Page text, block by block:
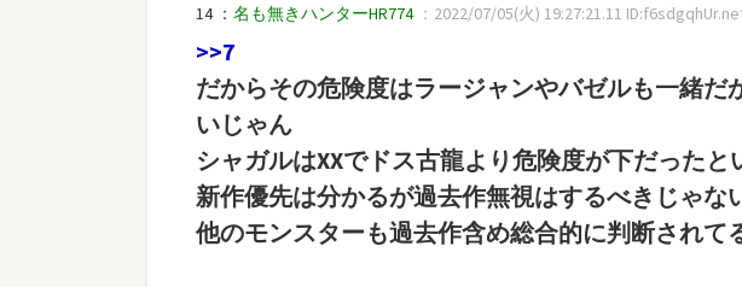
14 ： 名も無きハンターHR774 ：2022/07/05(火) 19:27:21.11
>>7
だからその危険度はラージャンやバゼルも一緒だ
いじゃん
シャガルはXXでドス古龍より危険度が下だった
新作優先は分かるが過去作無視はするべきじゃな
他のモンスターも過去作含め総合的に判断されて